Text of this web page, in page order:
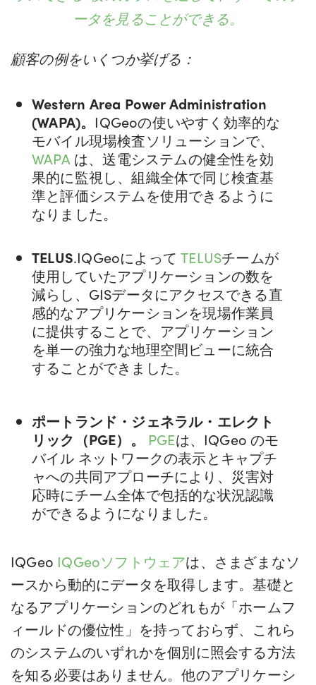
ータを見ることができる。
顧客の例をいくつか挙げる：
Western Area Power Administration
(WAPA)。 IQGeoの使いやすく効率的な
モバイル現場検査ソリューションで、
WAPA は、送電システムの健全性を効
果的に監視し、組織全体で同じ検査基
準と評価システムを使用できるように
なりました。
TELUS.IQGeoによってTELUSチームが
使用していたアプリケーションの数を
減らし、GISデータにアクセスできる直
感的なアプリケーションを現場作業員
に提供することで、アプリケーション
を単一の強力な地理空間ビューに統合
することができました。
ポートランド・ジェネラル・エレクト
リック（PGE）。
PGEは、IQGeo のモ
バイル ネットワークの表示とキャプチ
ャへの共同アプローチにより、災害対
応時にチーム全体で包括的な状況認識
ができるようになりました。
IQGeo IQGeoソフトウェアは、さまざまなソ
ースから動的にデータを取得します。基礎と
なるアプリケーションのどれもが「ホームフ
ィールドの優位性」を持っておらず、これら
のシステムのいずれかを個別に照会する方法
を知る必要はありません。他のアプリケーシ